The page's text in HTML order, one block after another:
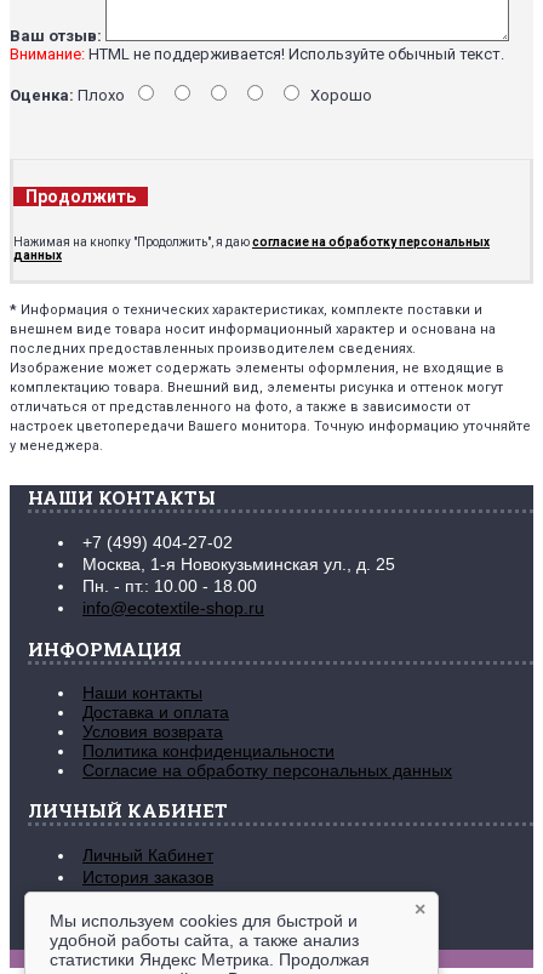
Ваш отзыв:
Внимание: HTML не поддерживается! Используйте обычный текст.
Оценка: Плохо Хорошо
Продолжить
Нажимая на кнопку "Продолжить", я даюсогласие на обработку персональных
данных
* Информация о технических характеристиках, комплекте поставки и
внешнем виде товара носит информационный характер и основана на
последних предоставленных производителем сведениях.
Изображение может содержать элементы оформления, не входящие в
комплектацию товара. Внешний вид, элементы рисунка и оттенок могут
отличаться от представленного на фото, а также в зависимости от
настроек цветопередачи Вашего монитора. Точную информацию уточняйте
у менеджера.
НАШИ КОНТАКТЫ
+7 (499) 404-27-02
Москва, 1-я Новокузьминская ул., д. 25
Пн. - пт.: 10.00 - 18.00
info@ecotextile-shop.ru
ИНФОРМАЦИЯ
Наши контакты
Доставка и оплата
Условия возврата
Политика конфиденциальности
Согласие на обработку персональных данных
ЛИЧНЫЙ КАБИНЕТ
Личный Кабинет
История заказов
Закладки (0)
Рассылка новостей
www.ecotextile-shop.ru © 2016-2026
×
Мы используем cookies для быстрой и
удобной работы сайта, а также анализ
статистики Яндекс Метрика. Продолжая